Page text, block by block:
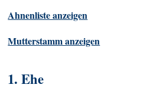
Ahnenliste anzeigen
Mutterstamm anzeigen
1. Ehe